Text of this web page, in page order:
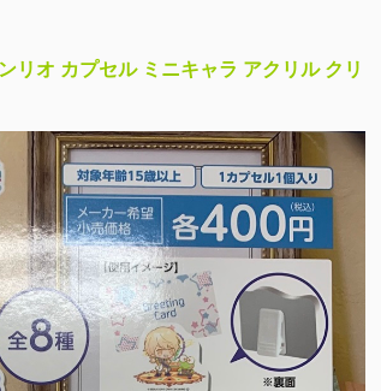
リオ カプセル ミニキャラ アクリル クリ